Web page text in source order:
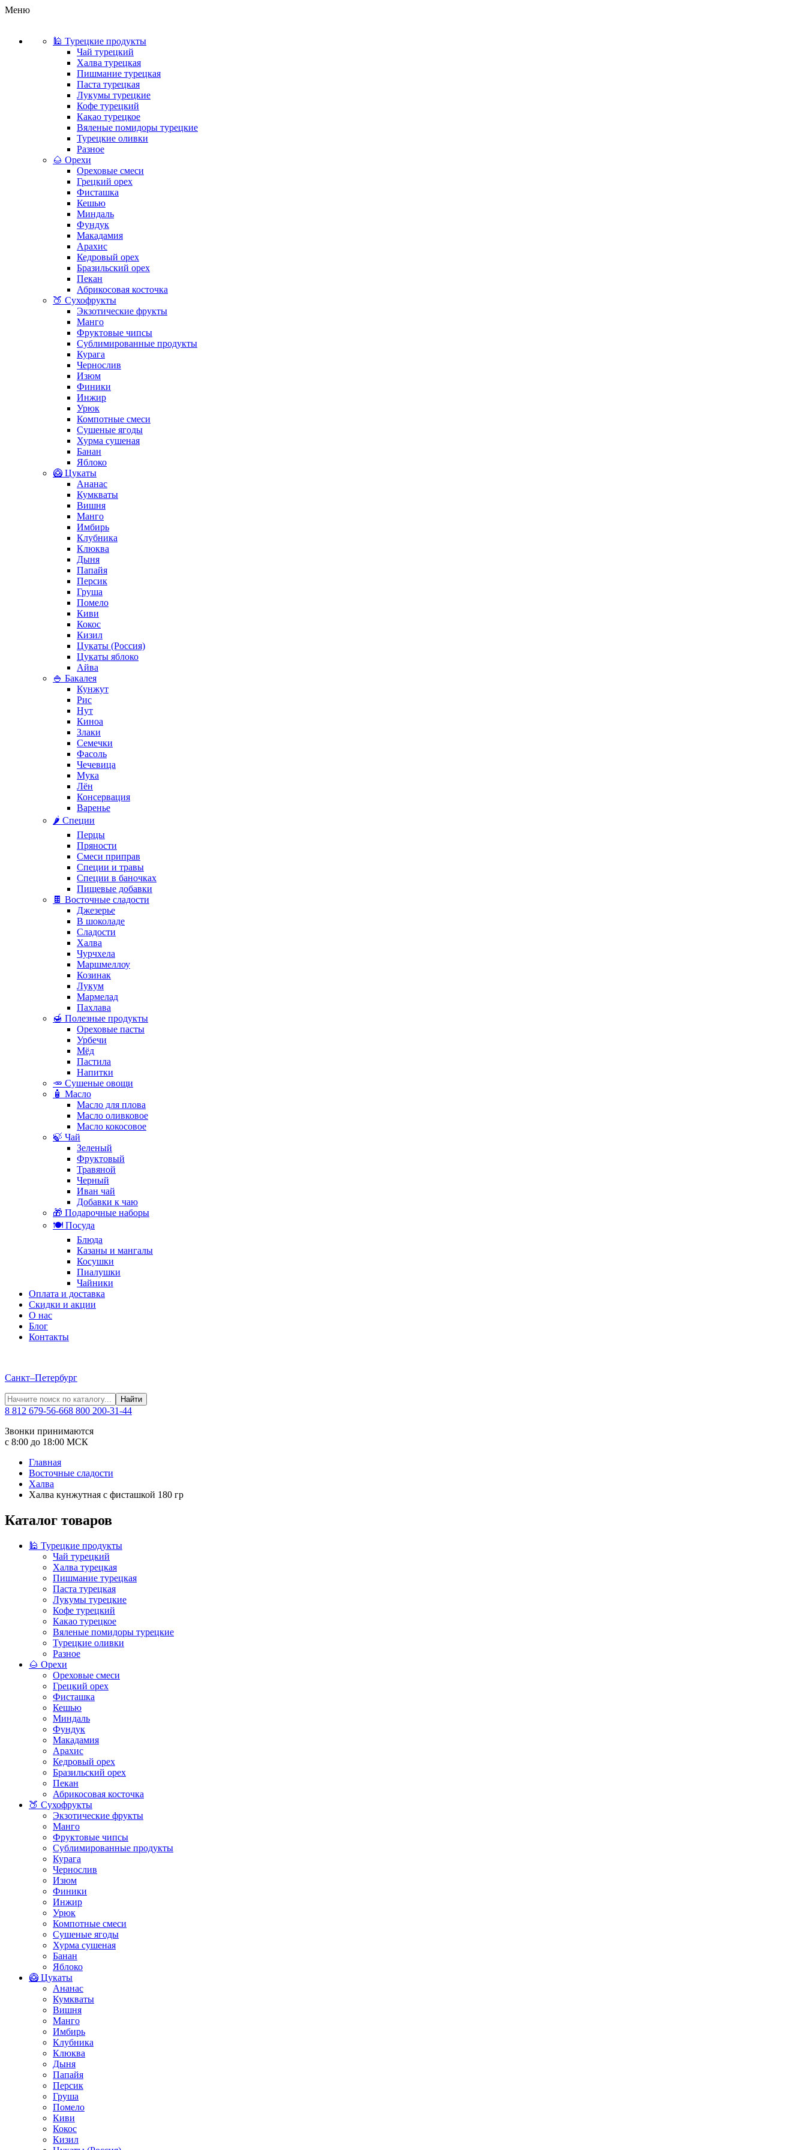
Меню
🕌 Турецкие продукты
Чай турецкий
Халва турецкая
Пишмание турецкая
Паста турецкая
Лукумы турецкие
Кофе турецкий
Какао турецкое
Вяленые помидоры турецкие
Турецкие оливки
Разное
🌰 Орехи
Ореховые смеси
Грецкий орех
Фисташка
Кешью
Миндаль
Фундук
Макадамия
Арахис
Кедровый орех
Бразильский орех
Пекан
Абрикосовая косточка
🍑 Сухофрукты
Экзотические фрукты
Манго
Фруктовые чипсы
Сублимированные продукты
Курага
Чернослив
Изюм
Финики
Инжир
Урюк
Компотные смеси
Сушеные ягоды
Хурма сушеная
Банан
Яблоко
🥝 Цукаты
Ананас
Кумкваты
Вишня
Манго
Имбирь
Клубника
Клюква
Дыня
Папайя
Персик
Груша
Помело
Киви
Кокос
Кизил
Цукаты (Россия)
Цукаты яблоко
Айва
🍚 Бакалея
Кунжут
Рис
Нут
Киноа
Злаки
Семечки
Фасоль
Чечевица
Мука
Лён
Консервация
Варенье
🌶️ Специи
Перцы
Пряности
Смеси приправ
Специи и травы
Специи в баночках
Пищевые добавки
🍫 Восточные сладости
Джезерье
В шоколаде
Сладости
Халва
Чурчхела
Маршмеллоу
Козинак
Лукум
Мармелад
Пахлава
🍯 Полезные продукты
Ореховые пасты
Урбечи
Мёд
Пастила
Напитки
🥕 Сушеные овощи
🧴 Масло
Масло для плова
Масло оливковое
Масло кокосовое
🍃 Чай
Зеленый
Фруктовый
Травяной
Черный
Иван чай
Добавки к чаю
🎁 Подарочные наборы
🍽️ Посуда
Блюда
Казаны и мангалы
Косушки
Пиалушки
Чайники
Оплата и доставка
Скидки и акции
О нас
Блог
Контакты
Санкт–Петербург
Найти
8 812 679-56-668 800 200-31-44
Звонки принимаются
с 8:00 до 18:00 МСК
Главная
Восточные сладости
Халва
Халва кунжутная с фисташкой 180 гр
Каталог товаров
🕌 Турецкие продукты
Чай турецкий
Халва турецкая
Пишмание турецкая
Паста турецкая
Лукумы турецкие
Кофе турецкий
Какао турецкое
Вяленые помидоры турецкие
Турецкие оливки
Разное
🌰 Орехи
Ореховые смеси
Грецкий орех
Фисташка
Кешью
Миндаль
Фундук
Макадамия
Арахис
Кедровый орех
Бразильский орех
Пекан
Абрикосовая косточка
🍑 Сухофрукты
Экзотические фрукты
Манго
Фруктовые чипсы
Сублимированные продукты
Курага
Чернослив
Изюм
Финики
Инжир
Урюк
Компотные смеси
Сушеные ягоды
Хурма сушеная
Банан
Яблоко
🥝 Цукаты
Ананас
Кумкваты
Вишня
Манго
Имбирь
Клубника
Клюква
Дыня
Папайя
Персик
Груша
Помело
Киви
Кокос
Кизил